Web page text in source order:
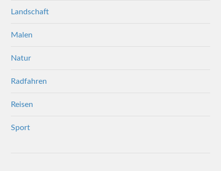
Landschaft
Malen
Natur
Radfahren
Reisen
Sport